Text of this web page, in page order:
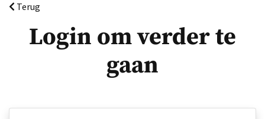
Terug
Login om verder te
gaan